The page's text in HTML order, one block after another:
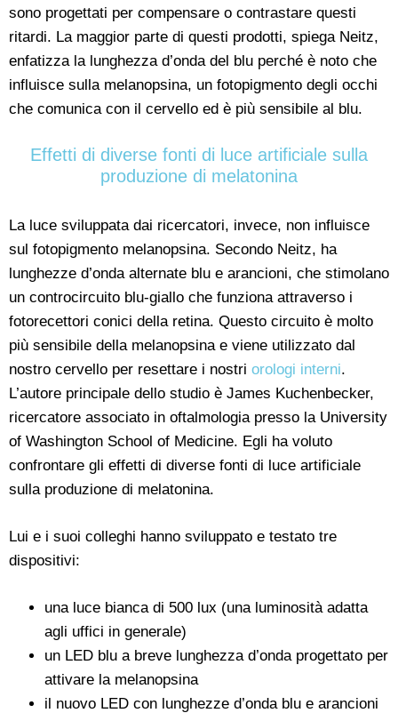
sono progettati per compensare o contrastare questi
ritardi. La maggior parte di questi prodotti, spiega Neitz,
enfatizza la lunghezza d’onda del blu perché è noto che
influisce sulla melanopsina, un fotopigmento degli occhi
che comunica con il cervello ed è più sensibile al blu.
Effetti di diverse fonti di luce artificiale sulla
produzione di melatonina
La luce sviluppata dai ricercatori, invece, non influisce
sul fotopigmento melanopsina. Secondo Neitz, ha
lunghezze d’onda alternate blu e arancioni, che stimolano
un controcircuito blu-giallo che funziona attraverso i
fotorecettori conici della retina. Questo circuito è molto
più sensibile della melanopsina e viene utilizzato dal
nostro cervello per resettare i nostri orologi interni.
L’autore principale dello studio è James Kuchenbecker,
ricercatore associato in oftalmologia presso la University
of Washington School of Medicine. Egli ha voluto
confrontare gli effetti di diverse fonti di luce artificiale
sulla produzione di melatonina.
Lui e i suoi colleghi hanno sviluppato e testato tre
dispositivi:
una luce bianca di 500 lux (una luminosità adatta
agli uffici in generale)
un LED blu a breve lunghezza d’onda progettato per
attivare la melanopsina
il nuovo LED con lunghezze d’onda blu e arancioni